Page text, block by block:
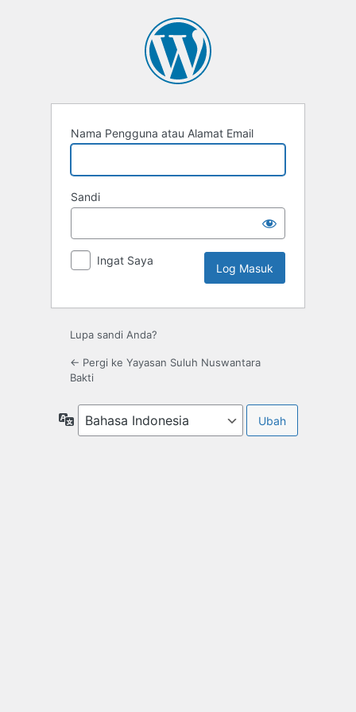
Nama Pengguna atau Alamat Email
Sandi
Ingat Saya
Lupa sandi Anda?
← Pergi ke Yayasan Suluh Nuswantara
Bakti
Bahasa